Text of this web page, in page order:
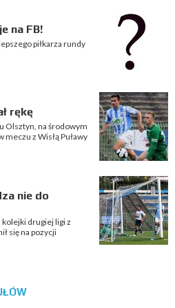
na FB!
piłkarza rundy
rękę
Olsztyn, na środowym
meczu z Wisłą Puławy
nie do
drugiej ligi z
się na pozycji